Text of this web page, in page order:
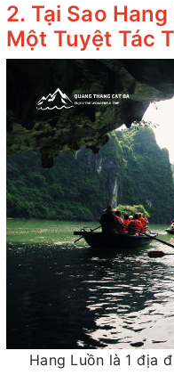
2. Tại Sao
Một Tuyệt Tác
Hang Luồn là 1 địa